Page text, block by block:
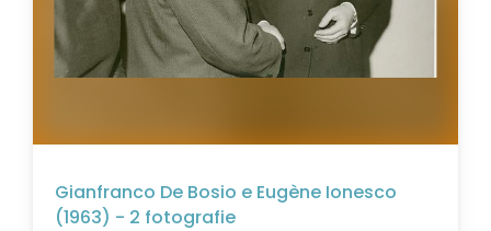
Gianfranco De Bosio e Eugène Ionesco
(1963) - 2 fotografie